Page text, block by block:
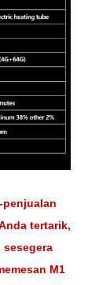
penjualan
tertarik,
M1